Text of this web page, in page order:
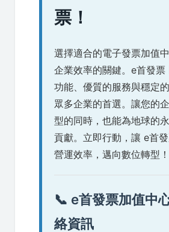
票！
選擇適合的電子發票加值
企業效率的關鍵。e首發票
功能、優質的服務與穩定
眾多企業的首選。讓您的
型的同時，也能為地球的
貢獻。立即行動，讓 e首
營運效率，邁向數位轉型！
📞 e首發票加值中
絡資訊